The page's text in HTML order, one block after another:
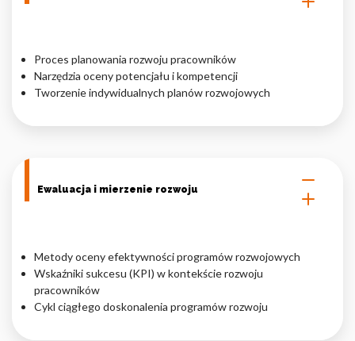
Proces planowania rozwoju pracowników
Narzędzia oceny potencjału i kompetencji
Tworzenie indywidualnych planów rozwojowych
Ewaluacja i mierzenie rozwoju
Metody oceny efektywności programów rozwojowych
Wskaźniki sukcesu (KPI) w kontekście rozwoju
pracowników
Cykl ciągłego doskonalenia programów rozwoju